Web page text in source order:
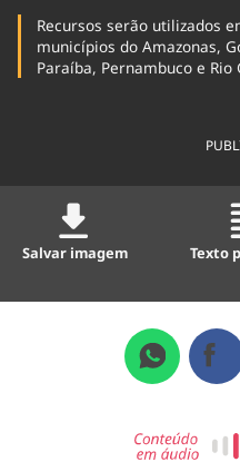
Recursos serão utilizados
municípios do Amazonas,
Paraíba, Pernambuco e Rio
Salvar imagem Texto